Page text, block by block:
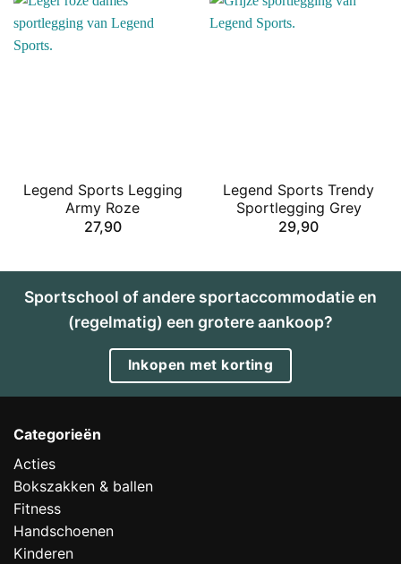
Legend Sports Legging
Army Roze
27,90
Legend Sports Trendy
Sportlegging Grey
29,90
Sportschool of andere sportaccommodatie en
(regelmatig) een grotere aankoop?
Inkopen met korting
Categorieën
Acties
Bokszakken & ballen
Fitness
Handschoenen
Kinderen